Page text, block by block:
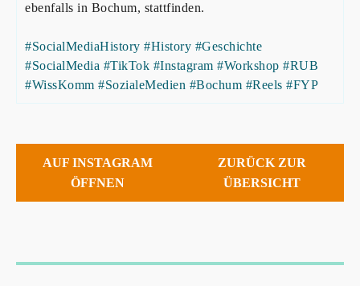
ebenfalls in Bochum, stattfinden.
#SocialMediaHistory #History #Geschichte
#SocialMedia #TikTok #Instagram #Workshop #RUB
#WissKomm #SozialeMedien #Bochum #Reels #FYP
AUF INSTAGRAM
ÖFFNEN
ZURÜCK ZUR
ÜBERSICHT